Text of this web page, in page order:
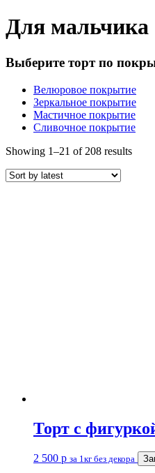
Для мальчика
Выберите торт по
Велюровое покрытие
Зеркальное покрытие
Мастичное покрытие
Сливочное покрытие
Showing 1–21 of 208 results
Торт с
2 500 р за 1кг без декора